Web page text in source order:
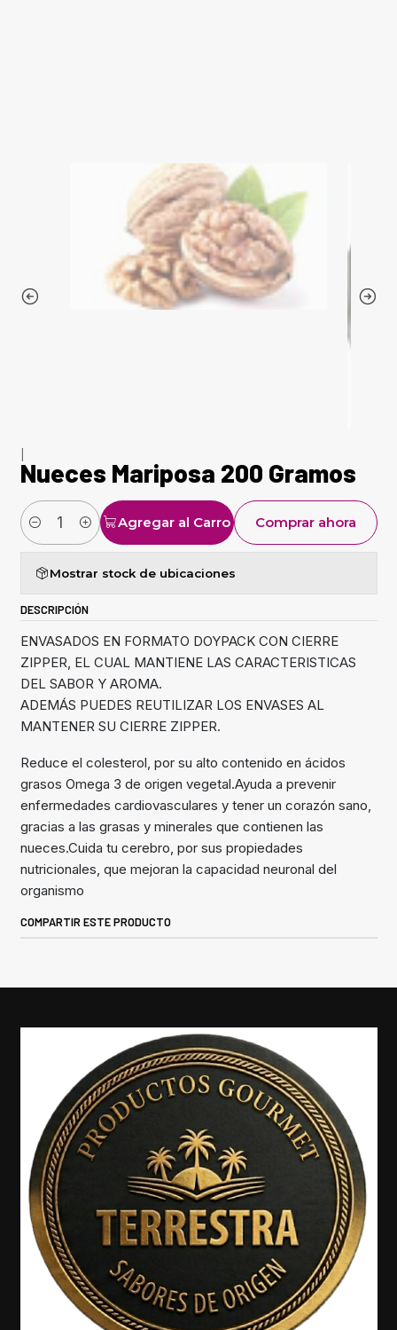
Nueces Mariposa 200 Gramos
Cantidad
Agregar al Carro Comprar ahora
Mostrar stock de ubicaciones
DESCRIPCIÓN
ENVASADOS EN FORMATO DOYPACK CON CIERRE
ZIPPER, EL CUAL MANTIENE LAS CARACTERISTICAS
DEL SABOR Y AROMA.
ADEMÁS PUEDES REUTILIZAR LOS ENVASES AL
MANTENER SU CIERRE ZIPPER.
Reduce el colesterol, por su alto contenido en ácidos
grasos Omega 3 de origen vegetal.Ayuda a prevenir
enfermedades cardiovasculares y tener un corazón sano,
gracias a las grasas y minerales que contienen las
nueces.Cuida tu cerebro, por sus propiedades
nutricionales, que mejoran la capacidad neuronal del
organismo
COMPARTIR ESTE PRODUCTO